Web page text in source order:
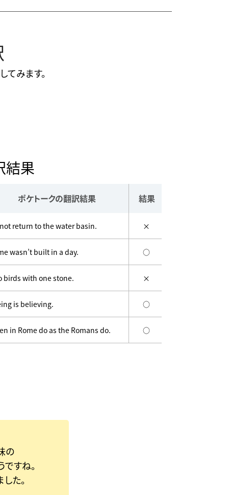
みます。
結果
ポケトークの翻訳結果 結果
return to the water basin. ×
wasn’t built in a day. ○
birds with one stone. ×
is believing. ○
in Rome do as the Romans do. ○
の
すね。
た。